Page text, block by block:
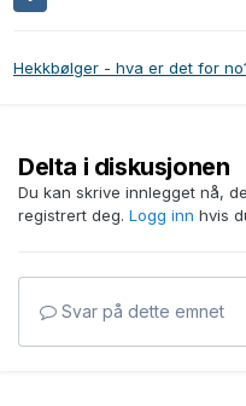
Hekkbølger - hva er det for
Delta i diskusjonen
Du kan skrive innlegget nå,
registrert deg. Logg inn hvis
Svar på dette emnet